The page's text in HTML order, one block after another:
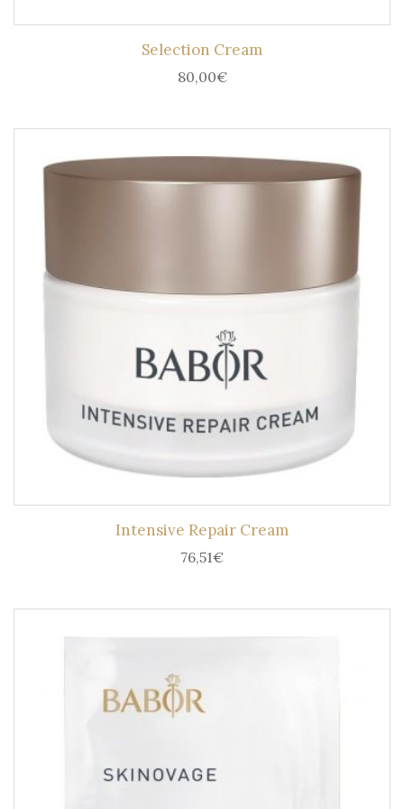
Selection Cream
80,00€
Intensive Repair Cream
76,51€